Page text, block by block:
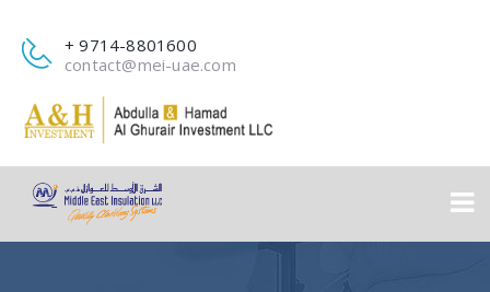
+ 9714-8801600
contact@mei-uae.com